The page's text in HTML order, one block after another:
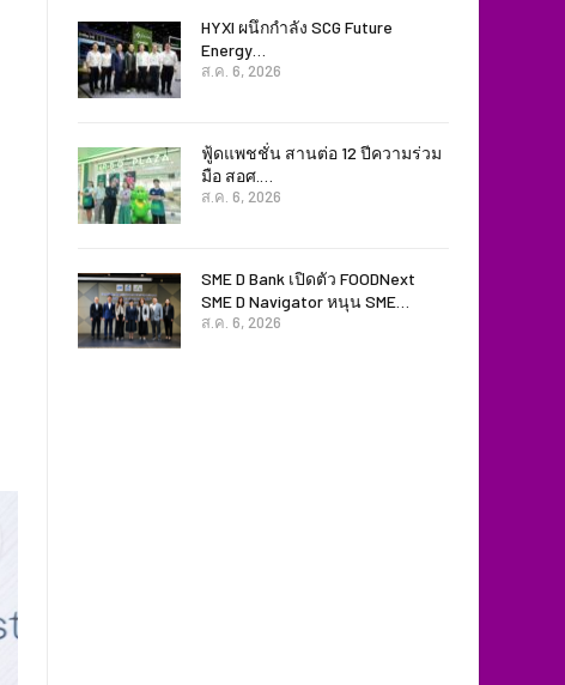
HYXI ผนึกกำลัง SCG Future
Energy…
ส.ค. 6, 2026
ฟู้ดแพชชั่น สานต่อ 12 ปีความร่วม
มือ สอศ.…
ส.ค. 6, 2026
SME D Bank เปิดตัว FOODNext
SME D Navigator หนุน SME…
ส.ค. 6, 2026